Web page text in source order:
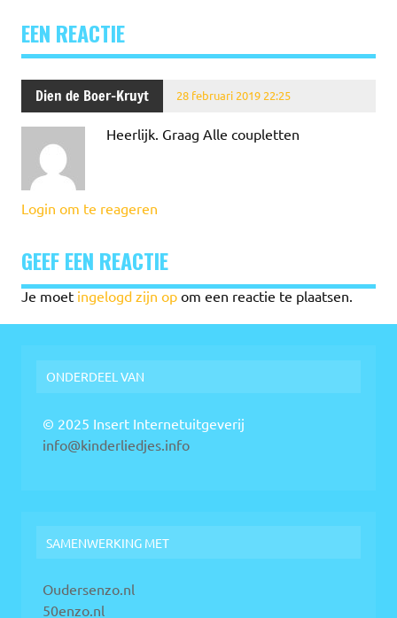
EEN REACTIE
Dien de Boer-Kruyt 28 februari 2019 22:25
Heerlijk. Graag Alle coupletten
Login om te reageren
GEEF EEN REACTIE
Je moet ingelogd zijn op om een reactie te plaatsen.
ONDERDEEL VAN
© 2025 Insert Internetuitgeverij
info@kinderliedjes.info
SAMENWERKING MET
Oudersenzo.nl
50enzo.nl